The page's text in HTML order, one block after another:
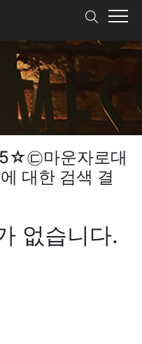
㉢마운자로대
대한 검색 결
없습니다.